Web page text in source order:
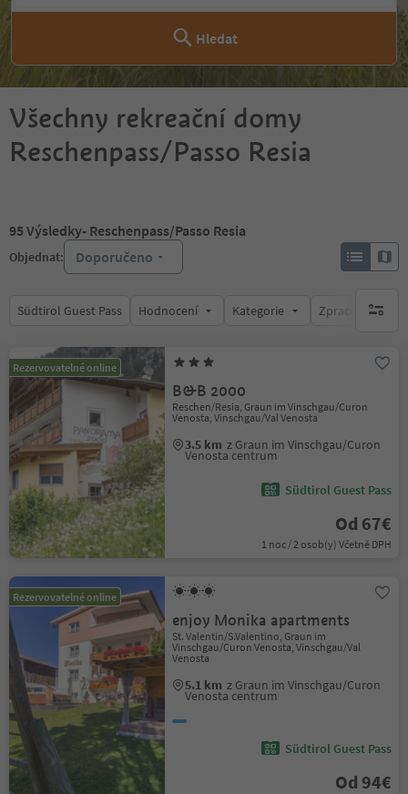
Hledat
Všechny rekreační domy
Reschenpass/Passo Resia
95Výsledky- Reschenpass/Passo Resia
Objednat: Doporučeno
Südtirol Guest Pass Hodnocení Kategorie Zpracovávábrak
Rezervovatelné online
B&B 2000
Reschen/Resia, Graun im Vinschgau/Curon
Venosta, Vinschgau/Val Venosta
3.5 km z Graun im Vinschgau/Curon
Venosta centrum
Südtirol Guest Pass
Od 67€
1 noc / 2 osob(y) Včetně DPH
Rezervovatelné online
enjoy Monika apartments
St. Valentin/S.Valentino, Graun im
Vinschgau/Curon Venosta, Vinschgau/Val
Venosta
5.1 km z Graun im Vinschgau/Curon
Venosta centrum
Südtirol Guest Pass
Od 94€